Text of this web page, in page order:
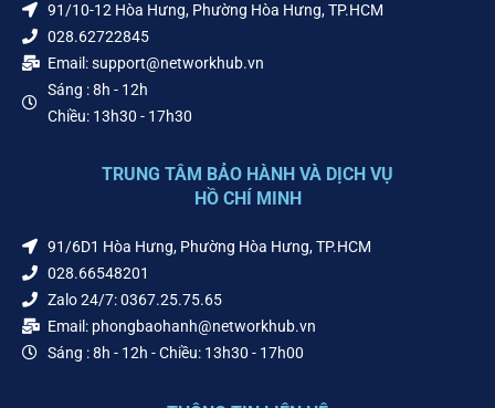
91/10-12 Hòa Hưng, Phường Hòa Hưng, TP.HCM
028.62722845
Email: support@networkhub.vn
Sáng : 8h - 12h
Chiều: 13h30 - 17h30
TRUNG TÂM BẢO HÀNH VÀ DỊCH VỤ
HỒ CHÍ MINH
91/6D1 Hòa Hưng, Phường Hòa Hưng, TP.HCM
028.66548201
Zalo 24/7: 0367.25.75.65
Email: phongbaohanh@networkhub.vn
Sáng : 8h - 12h - Chiều: 13h30 - 17h00